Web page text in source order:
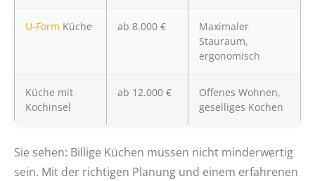
U-Form Küche ab 8.000 €
Maximaler
Stauraum,
ergonomisch
Küche mit
Kochinsel
ab 12.000 €
Offenes Wohnen,
geselliges Kochen
Sie sehen: Billige Küchen müssen nicht minderwertig
sein. Mit der richtigen Planung und einem erfahrenen